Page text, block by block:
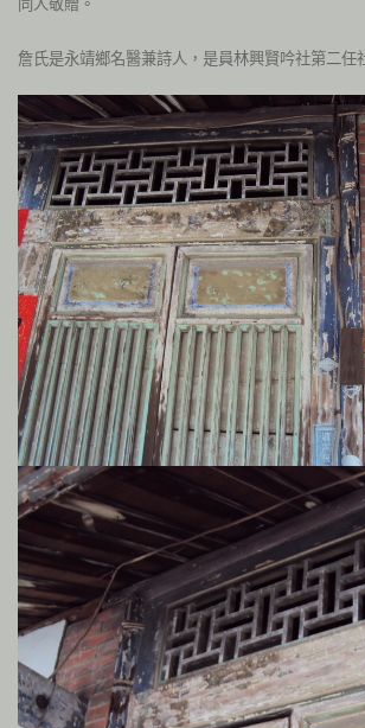
同人敬贈。
詹氏是永靖鄉名醫兼詩人，是員林興賢吟社第二任